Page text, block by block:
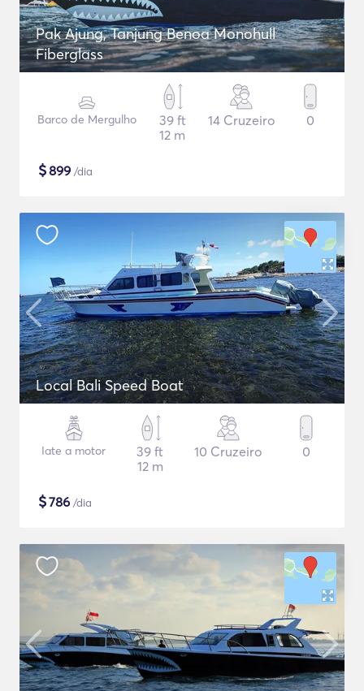
Pak Ajung, Tanjung Benoa Monohull
Fiberglass
Barco de Mergulho
39 ft
12 m
14 Cruzeiro 0
$899 /dia
Local Bali Speed Boat
Iate a motor
39 ft
12 m
10 Cruzeiro 0
$786 /dia